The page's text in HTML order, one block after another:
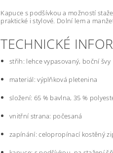
Kapuce s podšívkou a možností
praktické i stylové. Dolní lem a
TECHNICKÉ
střih: lehce vypasovaný, boční švy
materiál: výplňková pletenina
složení: 65 % bavlna, 35 %
vnitřní strana: počesaná
zapínání: celopropínací kostěný